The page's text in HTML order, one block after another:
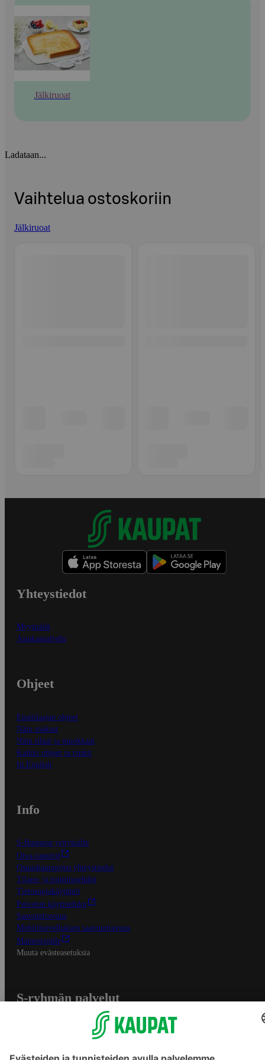
Jälkiruoat
Ladataan...
Vaihtelua ostoskoriin
Jälkiruoat
Yhteystiedot
Myymälät
Asiakaspalvelu
Ohjeet
Ensitilaajan ohjeet
Näin maksat
Näin tilaat ja muokkaat
Kaikki ohjeet ja vinkit
In English
Info
S-Business yrityksille
Oiva-raportit
Osuuskauppojen yhteystiedot
Tilaus- ja toimitusehdot
Tietosuojakäytäntö
Palvelun käyttöehdot
Saavutettavuus
Mobiilisovelluksen saavutettavuus
Mainostajalle
Muuta evästeasetuksia
S-ryhmän palvelut